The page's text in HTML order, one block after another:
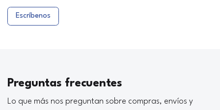
Escríbenos
Preguntas frecuentes
Lo que más nos preguntan sobre compras, envíos y